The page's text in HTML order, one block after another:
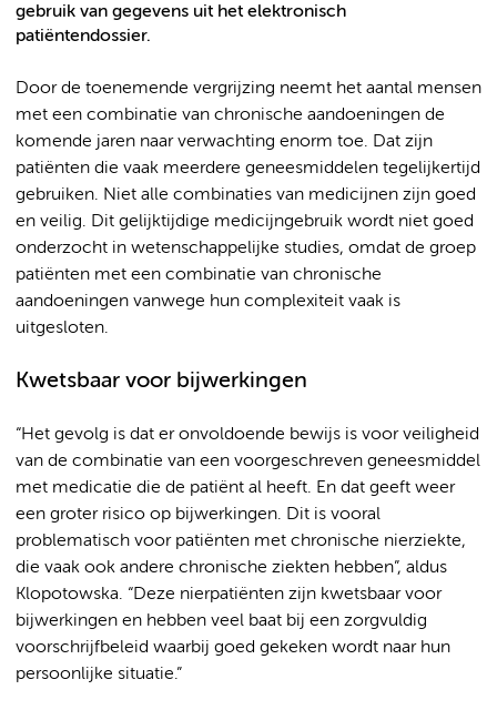
gebruik van gegevens uit het elektronisch
patiëntendossier.
Door de toenemende vergrijzing neemt het aantal mensen
met een combinatie van chronische aandoeningen de
komende jaren naar verwachting enorm toe. Dat zijn
patiënten die vaak meerdere geneesmiddelen tegelijkertijd
gebruiken. Niet alle combinaties van medicijnen zijn goed
en veilig. Dit gelijktijdige medicijngebruik wordt niet goed
onderzocht in wetenschappelijke studies, omdat de groep
patiënten met een combinatie van chronische
aandoeningen vanwege hun complexiteit vaak is
uitgesloten.
Kwetsbaar voor bijwerkingen
“Het gevolg is dat er onvoldoende bewijs is voor veiligheid
van de combinatie van een voorgeschreven geneesmiddel
met medicatie die de patiënt al heeft. En dat geeft weer
een groter risico op bijwerkingen. Dit is vooral
problematisch voor patiënten met chronische nierziekte,
die vaak ook andere chronische ziekten hebben”, aldus
Klopotowska. “Deze nierpatiënten zijn kwetsbaar voor
bijwerkingen en hebben veel baat bij een zorgvuldig
voorschrijfbeleid waarbij goed gekeken wordt naar hun
persoonlijke situatie.”